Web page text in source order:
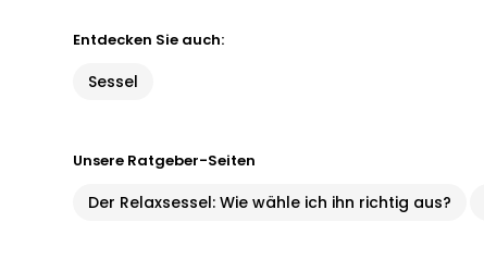
Entdecken Sie auch:
Sessel
Unsere Ratgeber-Seiten
Der Relaxsessel: Wie wähle ich ihn richtig aus?